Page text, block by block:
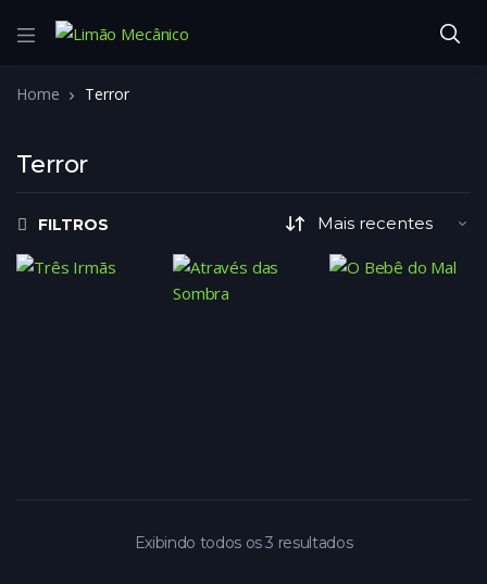
Home Terror
Terror
FILTROS
Exibindo todos os 3 resultados